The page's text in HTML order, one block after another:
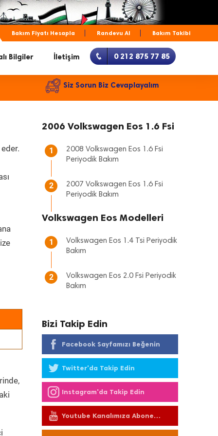
Bakım Fiyatı Hesapla Randevu Al Bakım Takibi
Bilgiler İletişim 0 212 875 77 85
Siz Sorun Biz Cevaplayalım
2006 Volkswagen Eos 1.6 Fsi
1
2008 Volkswagen Eos 1.6 Fsi
Periyodik Bakım
2
2007 Volkswagen Eos 1.6 Fsi
Periyodik Bakım
Volkswagen Eos Modelleri
1
Volkswagen Eos 1.4 Tsi Periyodik
Bakım
2
Volkswagen Eos 2.0 Fsi Periyodik
Bakım
Bizi Takip Edin
Facebook Sayfamızı Beğenin
Twitter'da Takip Edin
Instagram'da Takip Edin
Youtube Kanalımıza Abone
Olun